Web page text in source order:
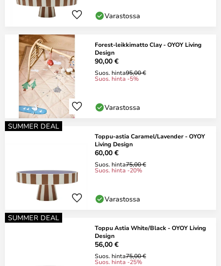
Varastossa
Forest-leikkimatto Clay - OYOY Living
Design
90,00 €
Suos. hinta95,00 €
Suos. hinta -5%
Varastossa
SUMMER DEAL
Toppu-astia Caramel/Lavender - OYOY
Living Design
60,00 €
Suos. hinta75,00 €
Suos. hinta -20%
Varastossa
SUMMER DEAL
Toppu Astia White/Black - OYOY Living
Design
56,00 €
Suos. hinta75,00 €
Suos. hinta -25%